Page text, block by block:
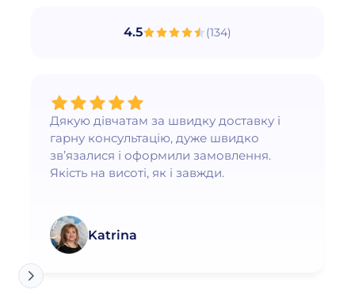
4.5 (134)
Дякую дівчатам за швидку доставку і
гарну консультацію, дуже швидко
зв’язалися і оформили замовлення.
Якість на висоті, як і завжди.
Katrina